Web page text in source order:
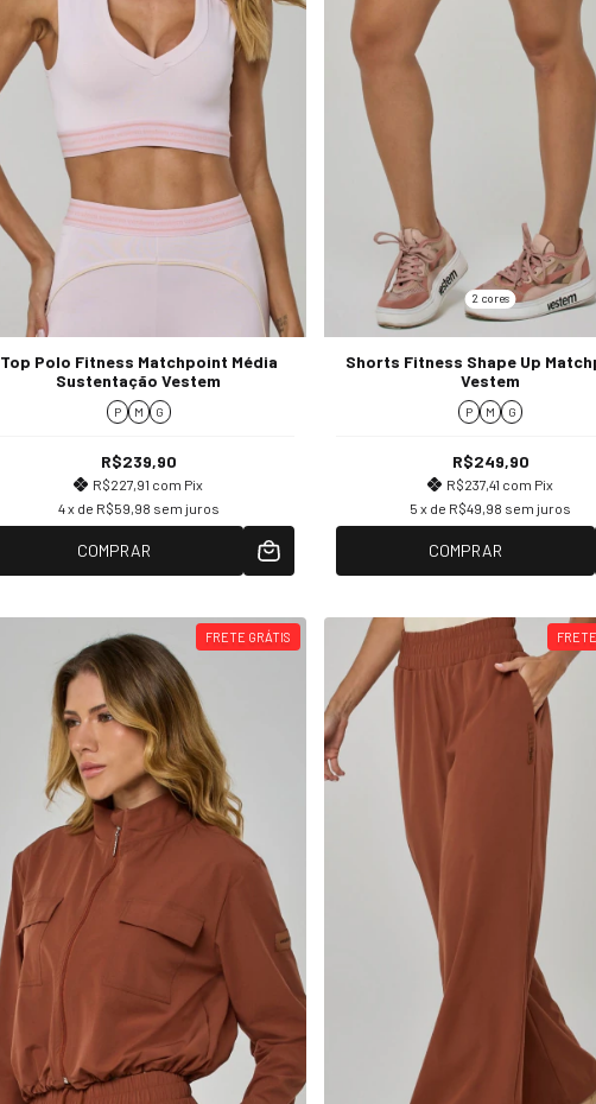
Top Polo Fitness Matchpoint Média
Sustentação Vestem
P M G
R$239,90
R$227,91 com Pix
4x de R$59,98 sem juros
COMPRAR
2 cores
Shorts Fitness Shape Up
Vestem
P M G
R$249,90
R$237,41 com Pix
5 x de R$49,98 sem juros
COMPRAR
FRETE GRÁTIS